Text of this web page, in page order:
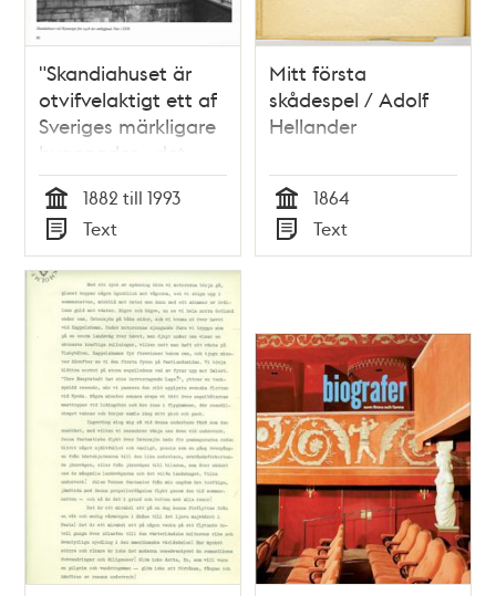
"Skandiahuset är
otvifvelaktigt ett af
Sveriges märkligare
byggnader - det
tyckes kunna trotsa
årtusen" / Johan
Ritséll
Tid
1882 till 1993
Typ
Text
Mitt första
skådespel / Adolf
Hellander
Tid
1864
Typ
Text